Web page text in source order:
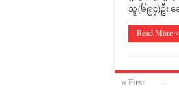
သူ(၆၉၄)ဦး
Read More »
« First ...